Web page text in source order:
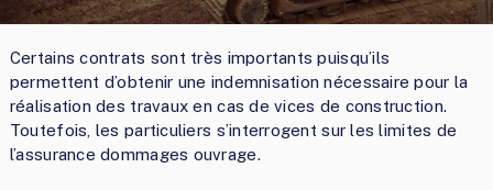
Certains contrats sont très importants puisqu’ils
permettent d’obtenir une indemnisation nécessaire pour la
réalisation des travaux en cas de vices de construction.
Toutefois, les particuliers s’interrogent sur les limites de
l’assurance dommages ouvrage.